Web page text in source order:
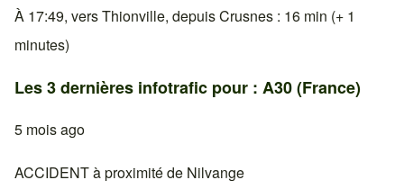
À 17:49, vers Thionville, depuis Crusnes : 16 min (+ 1
minutes)
Les 3 dernières infotrafic pour : A30 (France)
5 mois ago
ACCIDENT à proximité de Nilvange